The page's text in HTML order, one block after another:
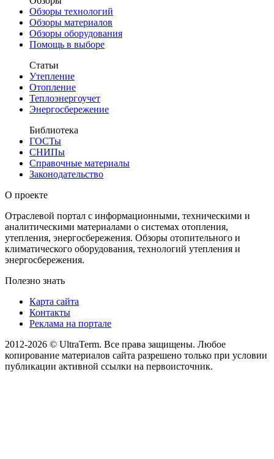
Обзоры технологий
Обзоры материалов
Обзоры оборудования
Помощь в выборе
Статьи
Утепление
Отопление
Теплоэнергоучет
Энергосбережение
Библиотека
ГОСТы
СНИПы
Справочные материалы
Законодательство
О проекте
Отраслевой портал с информационными, техническими и
аналитическими материалами о системах отопления,
утепления, энергосбережения. Обзоры отопительного и
климатического оборудования, технологий утепления и
энергосбережения.
Полезно знать
Карта сайта
Контакты
Реклама на портале
2012-2026 © UltraTerm. Все права защищены. Любое
копирование материалов сайта разрешено только при условии
публикации активной ссылки на первоисточник.